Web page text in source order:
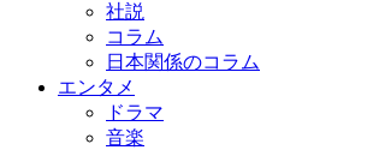
社説
コラム
日本関係のコラム
エンタメ
ドラマ
音楽